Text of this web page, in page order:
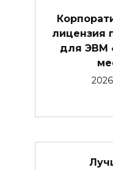
лицензия
для ЭВМ
2026